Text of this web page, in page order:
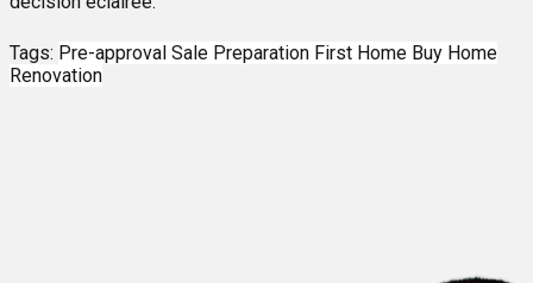
Tags: Pre-approval Sale Preparation First Home Buy Home
Renovation